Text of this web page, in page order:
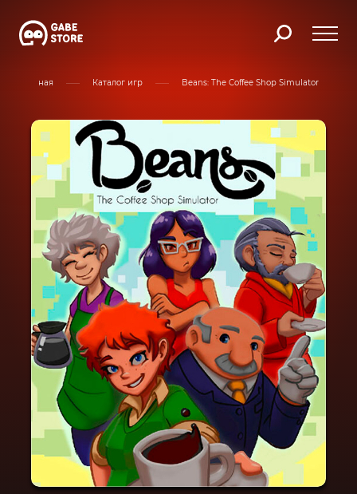
Главная Каталог игр Beans: The Coffee Shop Simulator